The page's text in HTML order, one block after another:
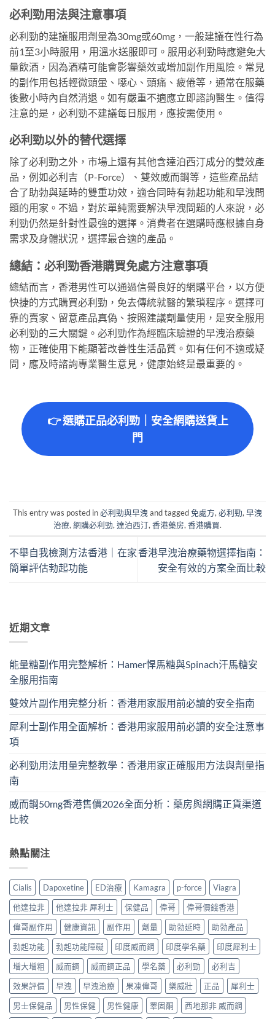
必利勁用法與注意事項
必利勁的建議服用劑量為30mg或60mg，一般建議在性行為
前1至3小時服用，用溫水送服即可。服用必利勁時應避免大
量飲酒，因為酒精可能會影響藥效或增加副作用風險。常見
的副作用包括輕微頭暈、噁心、頭痛、疲倦等，通常在服藥
後數小時內自然消退。如有嚴重不適應立即諮詢醫生。值得
注意的是，必利勁不建議每日服用，應按需使用。
必利勁以外的替代選擇
除了必利勁之外，市場上還有其他含達泊西汀成分的雙效產
品，例如必利吉（P-Force）、雙效威而鋼等，這些產品結
合了助勃與延時的雙重功效，適合同時有勃起功能和早洩問
題的用家。不過，對於單純需要解決早洩問題的人來說，必
利勁仍然是針對性最強的選擇。消費者在選購時應根據自身
需求及身體狀況，選擇最合適的產品。
總結：必利勁香港購買免處方注意事項
總結而言，香港男性可以通過信譽良好的網購平台，以方便
快捷的方式購買必利勁，免去傳統就醫的繁瑣程序。選擇可
靠的賣家、留意產品真偽、按照建議劑量使用，是安全服用
必利勁的三大關鍵。必利勁作為經臨床驗證的早洩治療藥
物，正確使用下能顯著改善性生活品質。如有任何不適或疑
問，應及時諮詢專業醫生意見，健康始終是最重要的。
👉 選購正品必利勁｜安全網購送貨上
門
This entry was posted in必利勁與早洩 and tagged免處方, 必利勁, 早洩
治療, 網購必利勁, 達泊西汀, 香港藥房, 香港購買.
不舉自我檢測方法香港｜在家
簡單評估勃起功能
香港早洩治療藥物選擇指南：
安全有效的方案全面比較
近期文章
能量糖副作用完整解析：Hamer悍馬糖與Spinach汗馬糖安
全服用指南
雙效片副作用完整分析：香港用家服用前必讀的安全指南
犀利士副作用全面解析：香港用家服用前必讀的安全注意事
項
必利勁用法用量完整教學：香港用家正確服用方法與劑量指
南
威而鋼50mg香港售價2026全面分析：藥房與網購正貨渠道
比較
熱點關注
Cialis Dapoxetine ED治療 Kamagra p-force
Viagra
他達拉非
他達拉非 犀利士 保健品 偉哥
偉哥價錢香港
偉哥副作用
健康資訊 副作用 劑量 助勃延時
助勃產品
勃起功能
勃起功能障礙 印度威而鋼 印度學名藥
印度犀利士
增大增粗
威而鋼 威而鋼正品 學名藥 必利勁
必利吉
效果評價
早洩 早洩治療 果凍偉哥 樂威壯 正品
犀利士
男士保健品
男性保健 男性健康 睪固酮 西地那非 威而鋼